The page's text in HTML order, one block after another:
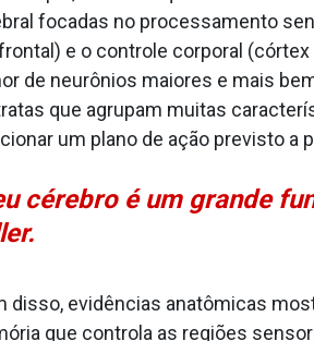
focadas no processamento
e o controle corporal
de neurônios maiores e mais
que agrupam muitas
um plano de ação previsto a
cérebro é um grande
disso, evidências anatômicas
que controla as regiões